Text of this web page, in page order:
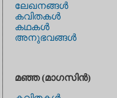
ലേഖനങ്ങള്‍
കവിതകള്‍
കഥകള്‍
അനുഭവങ്ങള്‍
മഞ്ഞ (മാഗസിന്‍)